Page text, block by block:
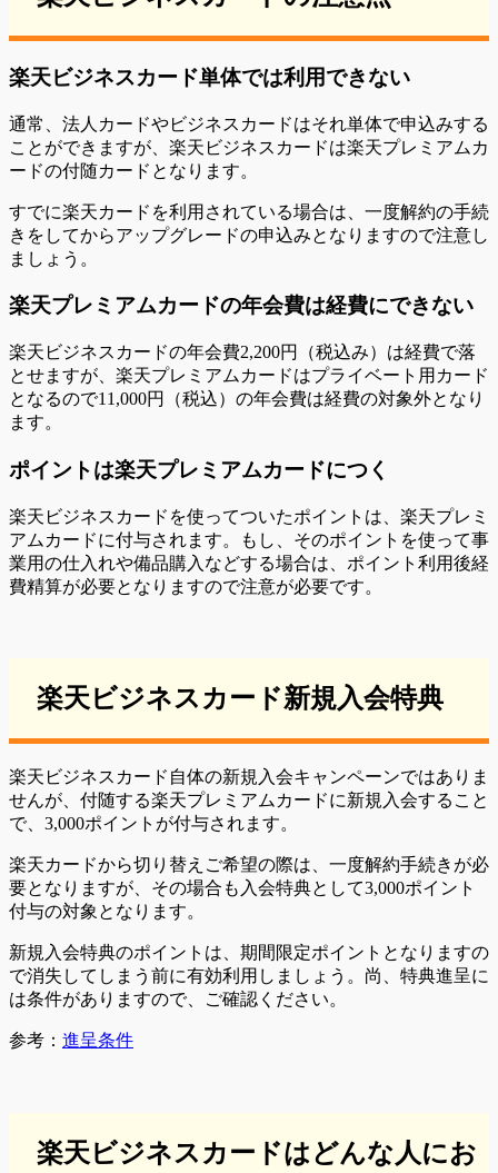
楽天ビジネスカード単体では利用できない
通常、法人カードやビジネスカードはそれ単体で申込みする
ことができますが、楽天ビジネスカードは楽天プレミアムカ
ードの付随カードとなります。
すでに楽天カードを利用されている場合は、一度解約の手続
きをしてからアップグレードの申込みとなりますので注意し
ましょう。
楽天プレミアムカードの年会費は経費にできない
楽天ビジネスカードの年会費2,200円（税込み）は経費で落
とせますが、楽天プレミアムカードはプライベート用カード
となるので11,000円（税込）の年会費は経費の対象外となり
ます。
ポイントは楽天プレミアムカードにつく
楽天ビジネスカードを使ってついたポイントは、楽天プレミ
アムカードに付与されます。もし、そのポイントを使って事
業用の仕入れや備品購入などする場合は、ポイント利用後経
費精算が必要となりますので注意が必要です。
楽天ビジネスカード新規入会特典
楽天ビジネスカード自体の新規入会キャンペーンではありま
せんが、付随する楽天プレミアムカードに新規入会すること
で、3,000ポイントが付与されます。
楽天カードから切り替えご希望の際は、一度解約手続きが必
要となりますが、その場合も入会特典として3,000ポイント
付与の対象となります。
新規入会特典のポイントは、期間限定ポイントとなりますの
で消失してしまう前に有効利用しましょう。尚、特典進呈に
は条件がありますので、ご確認ください。
参考： 進呈条件
楽天ビジネスカードはどんな人にお